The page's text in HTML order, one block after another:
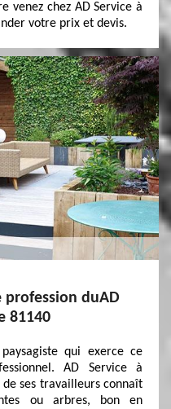
venez chez AD Service à
votre prix et devis.
profession duAD
81140
qui exerce ce
AD Service à
ses travailleurs connaît
ou arbres, bon en